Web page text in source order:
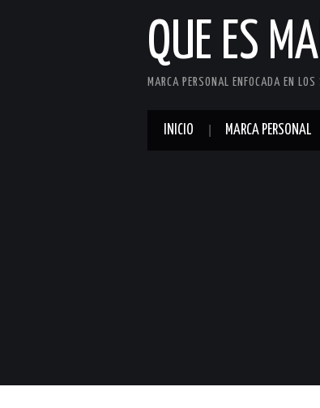
QUE ES
MARCA PERSONAL ENFOCADA EN
INICIO MARCA PERSONAL